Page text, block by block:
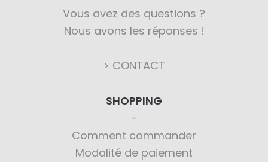
Vous avez des questions ?
Nous avons les réponses !
> CONTACT
SHOPPING
Comment commander
Modalité de paiement